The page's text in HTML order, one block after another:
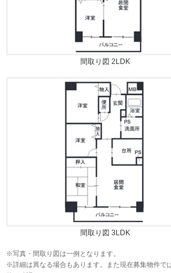
間取り図 2LDK
間取り図 3LDK
※写真・間取り図は一例となります。
※詳細は異なる場合もあります。また現在募集物件で